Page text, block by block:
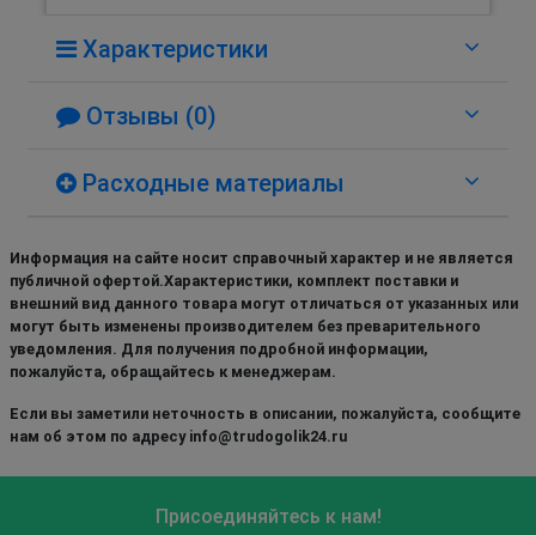
Характеристики
Отзывы (0)
Расходные материалы
Информация на сайте носит справочный характер и не является
публичной офертой.Характеристики, комплект поставки и
внешний вид данного товара могут отличаться от указанных или
могут быть изменены производителем без преварительного
уведомления. Для получения подробной информации,
пожалуйста, обращайтесь к менеджерам.
Если вы заметили неточность в описании, пожалуйста, сообщите
нам об этом по адресу info@trudogolik24.ru
Присоединяйтесь к нам!